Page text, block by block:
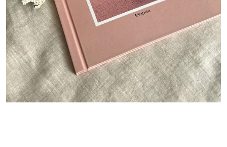
Сохраните ваши воспоминания
А мы вам в этом поможем